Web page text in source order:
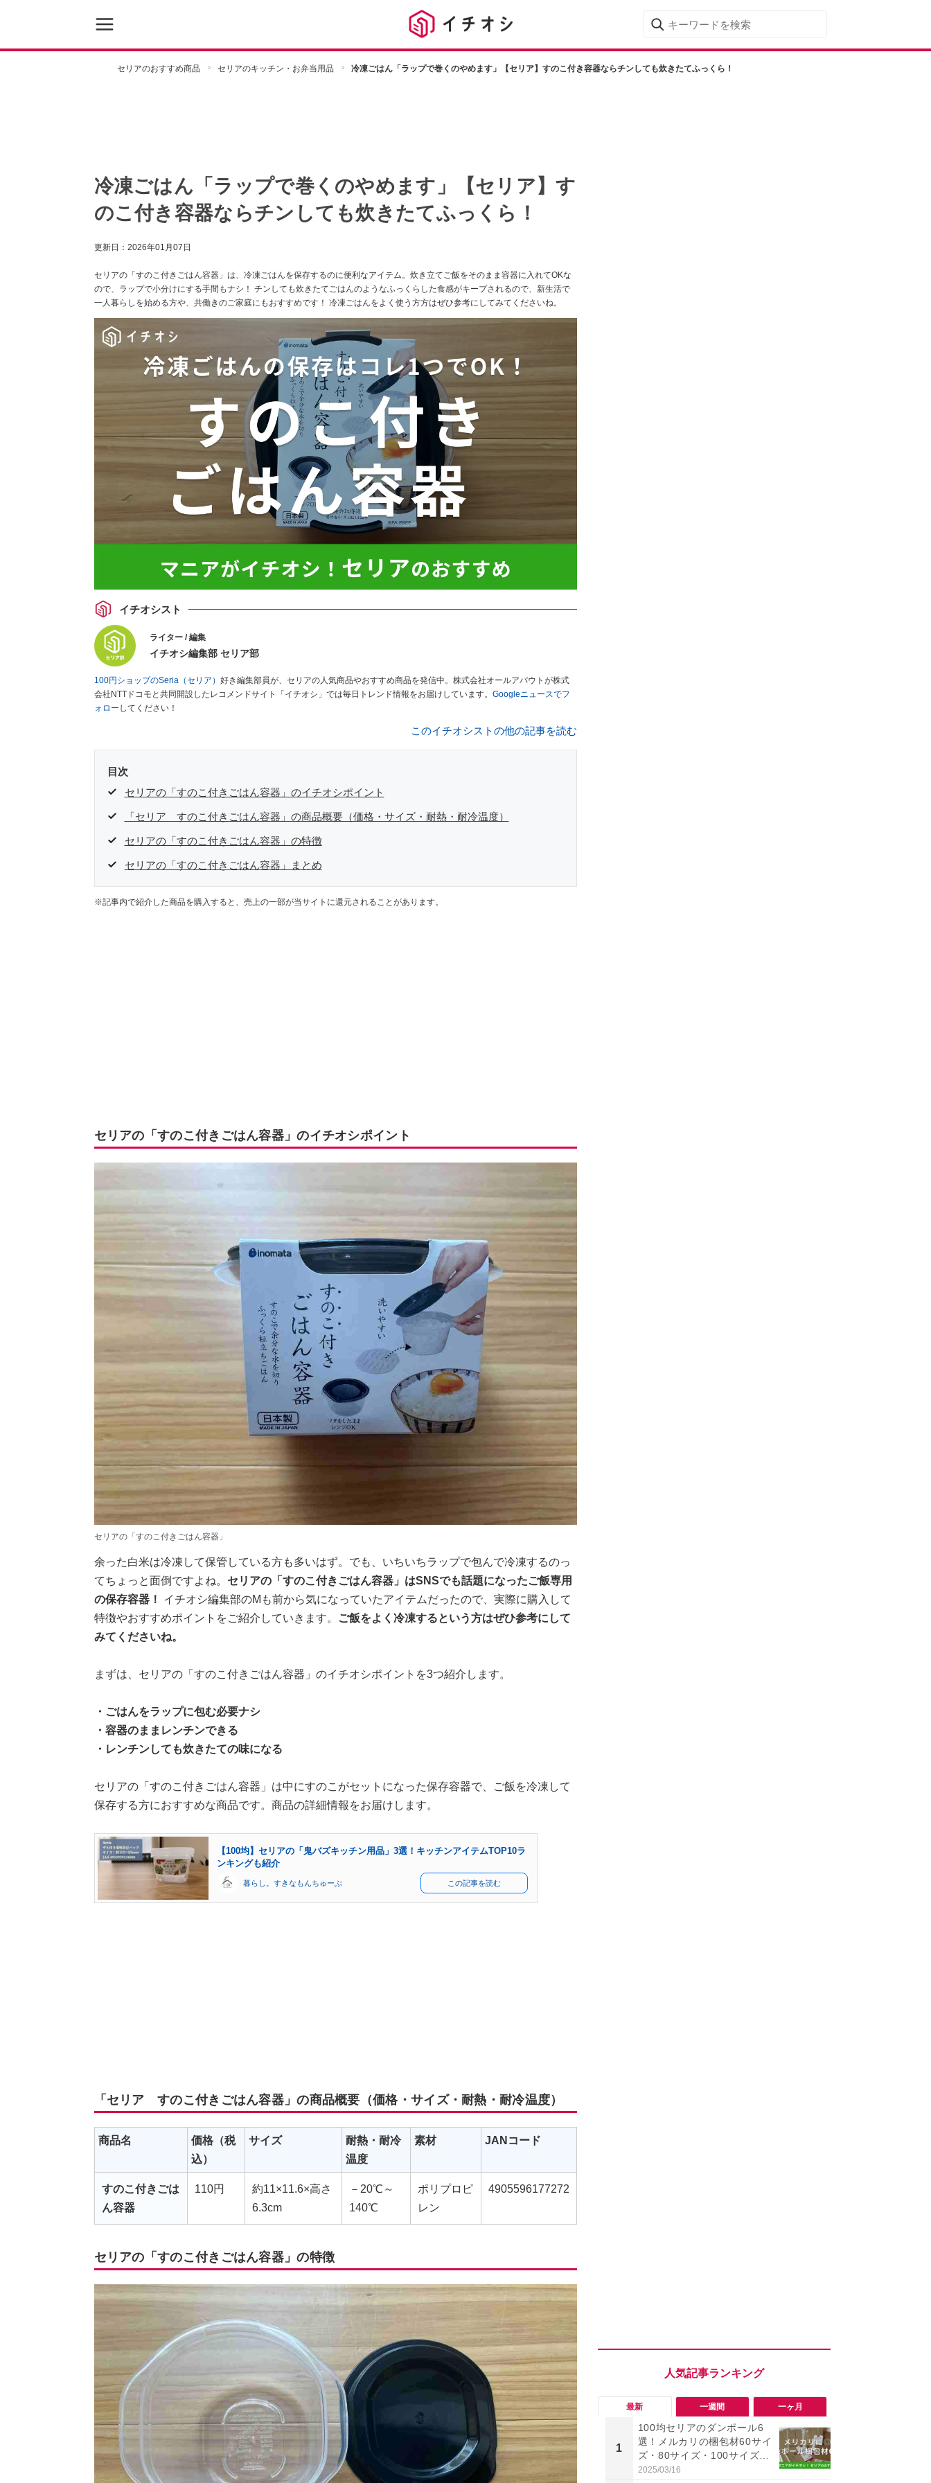
セリアのおすすめ商品 セリアのキッチン・お弁当用品 冷凍ごはん「ラップで巻くのやめます」【セリア】すのこ付き容器ならチンしても炊きたてふっくら！
冷凍ごはん「ラップで巻くのやめます」【セリア】す
のこ付き容器ならチンしても炊きたてふっくら！
更新日： 2026年01月07日
セリアの「すのこ付きごはん容器」は、冷凍ごはんを保存するのに便利なアイテム。炊き立てご飯をそのまま容器に入れてOKな
ので、ラップで小分けにする手間もナシ！ チンしても炊きたてごはんのようなふっくらした食感がキープされるので、新生活で
一人暮らしを始める方や、共働きのご家庭にもおすすめです！ 冷凍ごはんをよく使う方方はぜひ参考にしてみてくださいね。
イチオシスト
ライター / 編集
イチオシ編集部 セリア部
100円ショップのSeria（セリア） 好き編集部員が、セリアの人気商品やおすすめ商品を発信中。株式会社オールアバウトが株式
会社NTTドコモと共同開設したレコメンドサイト「イチオシ」では毎日トレンド情報をお届けしています。 Googleニュースでフ
ォロー してください！
このイチオシストの他の記事を読む
目次
セリアの「すのこ付きごはん容器」のイチオシポイント
「セリア すのこ付きごはん容器」の商品概要（価格・サイズ・耐熱・耐冷温度）
セリアの「すのこ付きごはん容器」の特徴
セリアの「すのこ付きごはん容器」まとめ
※記事内で紹介した商品を購入すると、売上の一部が当サイトに還元されることがあります。
セリアの「すのこ付きごはん容器」のイチオシポイント
セリアの「すのこ付きごはん容器」
余った白米は冷凍して保管している方も多いはず。でも、いちいちラップで包んで冷凍するのっ
てちょっと面倒ですよね。 セリアの「すのこ付きごはん容器」はSNSでも話題になったご飯専用
の保存容器！
イチオシ編集部のMも前から気になっていたアイテムだったので、実際に購入して
特徴やおすすめポイントをご紹介していきます。
ご飯をよく冷凍するという方はぜひ参考にして
みてくださいね。
まずは、セリアの「すのこ付きごはん容器」のイチオシポイントを3つ紹介します。
・ごはんをラップに包む必要ナシ
・容器のままレンチンできる
・レンチンしても炊きたての味になる
セリアの「すのこ付きごはん容器」は中にすのこがセットになった保存容器で、ご飯を冷凍して
保存する方におすすめな商品です。商品の詳細情報をお届けします。
【100均】セリアの「鬼バズキッチン用品」3選！キッチンアイテムTOP10ラ
ンキングも紹介
暮らし。すきなもんちゅーぶ この記事を読む
「セリア すのこ付きごはん容器」の商品概要（価格・サイズ・耐熱・耐冷温度）
商品名
価格（税
込）
サイズ
耐熱・耐冷
温度
素材 JANコード
すのこ付きごは
ん容器
110円
約11×11.6×高さ
6.3cm
－20℃～
140℃
ポリプロピ
レン
4905596177272
セリアの「すのこ付きごはん容器」の特徴
最新 一週間 一ヶ月
1
100均セリアのダンボール6
選！メルカリの梱包材60サイ
ズ・80サイズ・100サイズに
も対応、収納にも便利
2025/03/16